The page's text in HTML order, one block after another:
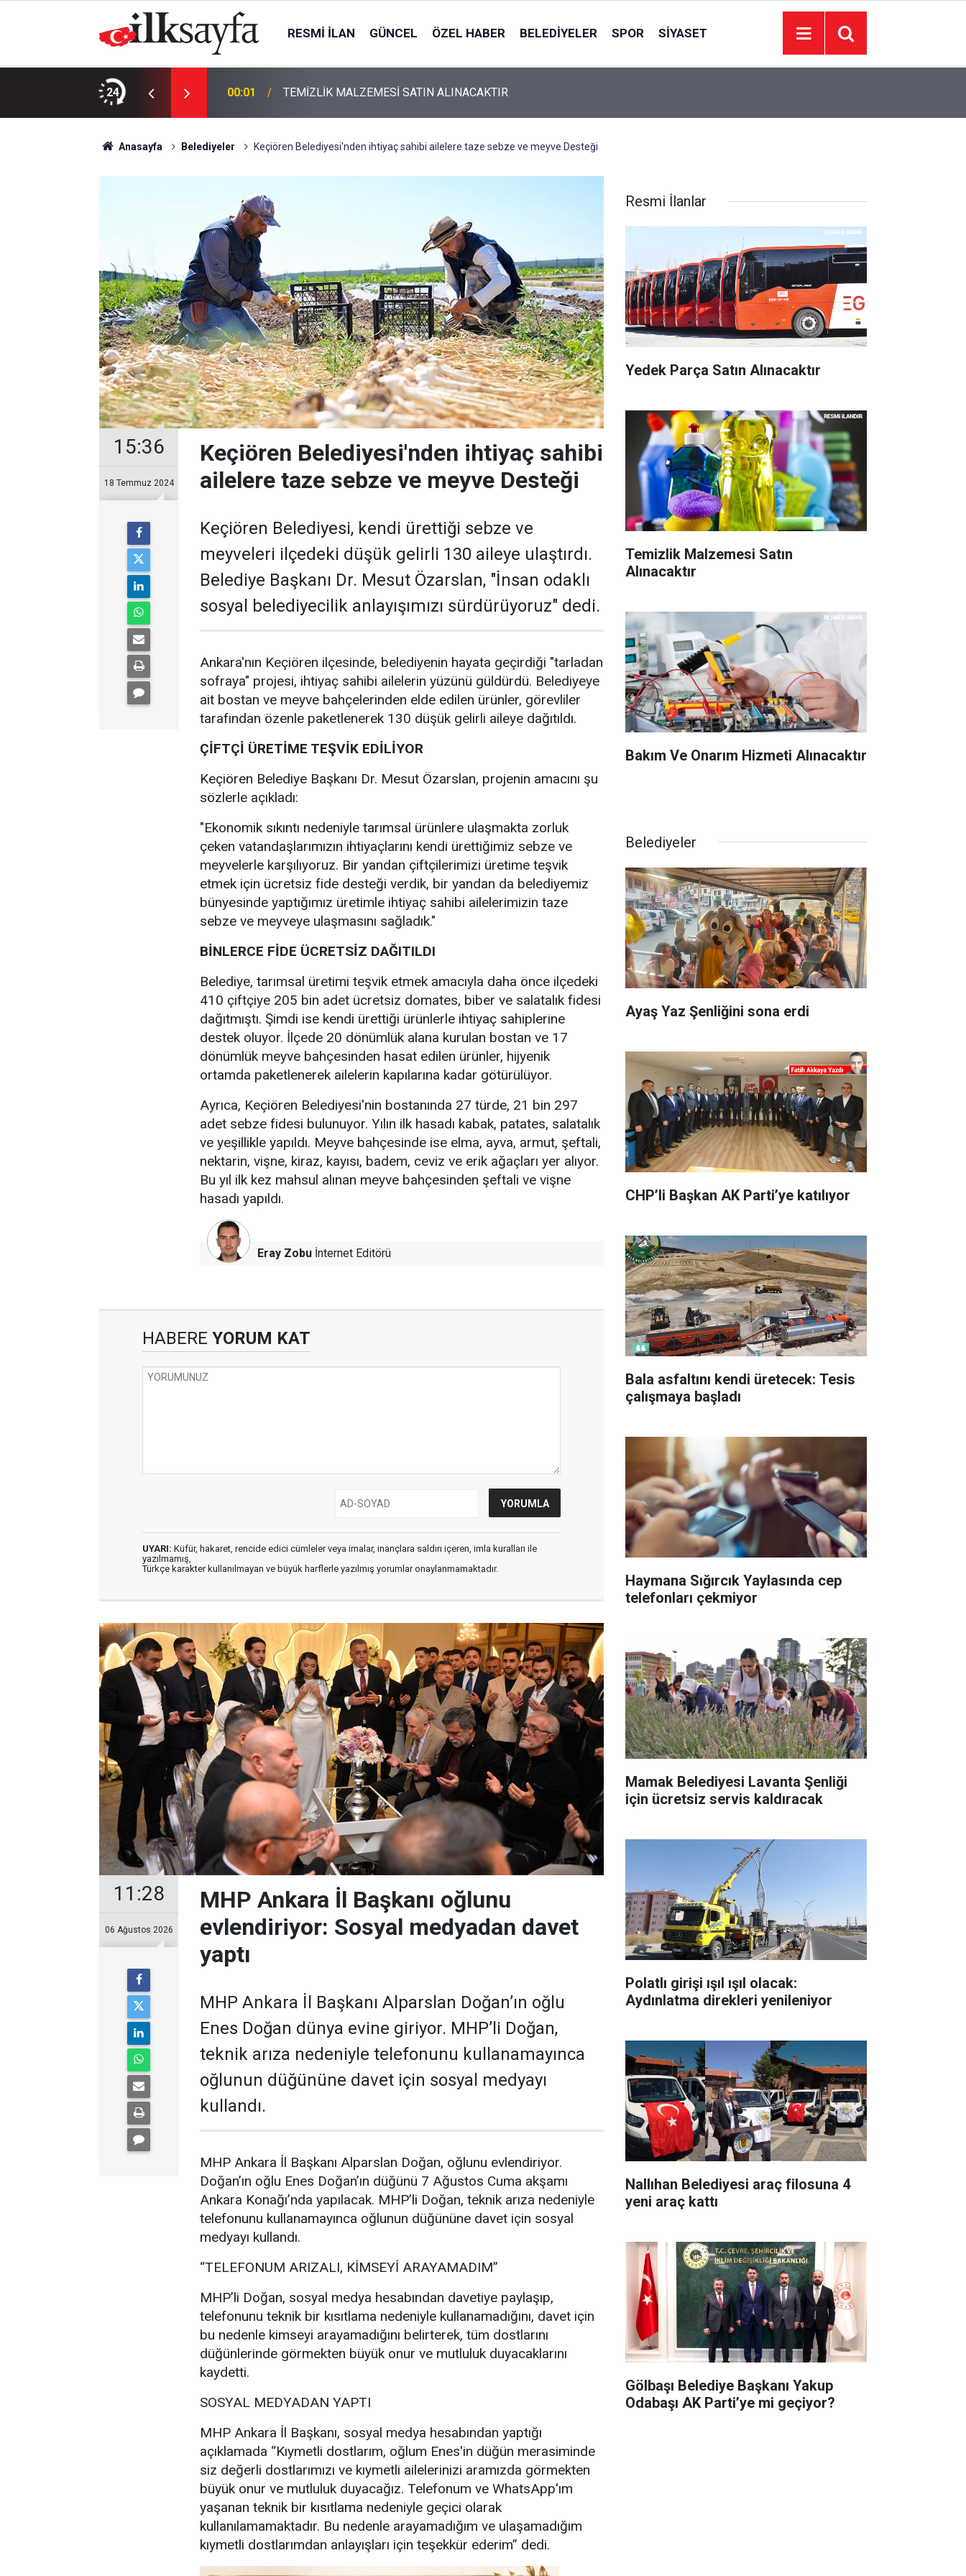
RESMI İLAN GÜNCEL ÖZEL HABER BELEDIYELER SPOR SIYASET
24 00:01 TEMİZLİK MALZEMESİ SATIN ALINACAKTIR
Anasayfa Belediyeler Keçiören Belediyesi'nden ihtiyaç sahibi ailelere taze sebze ve meyve Desteği
15:36
18 Temmuz 2024
Keçiören Belediyesi'nden ihtiyaç sahibi
ailelere taze sebze ve meyve Desteği
Keçiören Belediyesi, kendi ürettiği sebze ve
meyveleri ilçedeki düşük gelirli 130 aileye ulaştırdı.
Belediye Başkanı Dr. Mesut Özarslan, "İnsan odaklı
sosyal belediyecilik anlayışımızı sürdürüyoruz" dedi.
Ankara'nın Keçiören ilçesinde, belediyenin hayata geçirdiği "tarladan
sofraya" projesi, ihtiyaç sahibi ailelerin yüzünü güldürdü. Belediyeye
ait bostan ve meyve bahçelerinden elde edilen ürünler, görevliler
tarafından özenle paketlenerek 130 düşük gelirli aileye dağıtıldı.
ÇİFTÇİ ÜRETİME TEŞVİK EDİLİYOR
Keçiören Belediye Başkanı Dr. Mesut Özarslan, projenin amacını şu
sözlerle açıkladı:
"Ekonomik sıkıntı nedeniyle tarımsal ürünlere ulaşmakta zorluk
çeken vatandaşlarımızın ihtiyaçlarını kendi ürettiğimiz sebze ve
meyvelerle karşılıyoruz. Bir yandan çiftçilerimizi üretime teşvik
etmek için ücretsiz fide desteği verdik, bir yandan da belediyemiz
bünyesinde yaptığımız üretimle ihtiyaç sahibi ailelerimizin taze
sebze ve meyveye ulaşmasını sağladık."
BİNLERCE FİDE ÜCRETSİZ DAĞITILDI
Belediye, tarımsal üretimi teşvik etmek amacıyla daha önce ilçedeki
410 çiftçiye 205 bin adet ücretsiz domates, biber ve salatalık fidesi
dağıtmıştı. Şimdi ise kendi ürettiği ürünlerle ihtiyaç sahiplerine
destek oluyor. İlçede 20 dönümlük alana kurulan bostan ve 17
dönümlük meyve bahçesinden hasat edilen ürünler, hijyenik
ortamda paketlenerek ailelerin kapılarına kadar götürülüyor.
Ayrıca, Keçiören Belediyesi'nin bostanında 27 türde, 21 bin 297
adet sebze fidesi bulunuyor. Yılın ilk hasadı kabak, patates, salatalık
ve yeşillikle yapıldı. Meyve bahçesinde ise elma, ayva, armut, şeftali,
nektarin, vişne, kiraz, kayısı, badem, ceviz ve erik ağaçları yer alıyor.
Bu yıl ilk kez mahsul alınan meyve bahçesinden şeftali ve vişne
hasadı yapıldı.
Eray Zobu İnternet Editörü
HABERE YORUM KAT
UYARI: Küfür, hakaret, rencide edici cümleler veya imalar, inançlara saldırı içeren, imla kuralları ile
yazılmamış,
Türkçe karakter kullanılmayan ve büyük harflerle yazılmış yorumlar onaylanmamaktadır.
11:28
06 Ağustos 2026
MHP Ankara İl Başkanı oğlunu
evlendiriyor: Sosyal medyadan davet
yaptı
MHP Ankara İl Başkanı Alparslan Doğan’ın oğlu
Enes Doğan dünya evine giriyor. MHP’li Doğan,
teknik arıza nedeniyle telefonunu kullanamayınca
oğlunun düğününe davet için sosyal medyayı
kullandı.
MHP Ankara İl Başkanı Alparslan Doğan, oğlunu evlendiriyor.
Doğan’ın oğlu Enes Doğan’ın düğünü 7 Ağustos Cuma akşamı
Ankara Konağı’nda yapılacak. MHP’li Doğan, teknik arıza nedeniyle
telefonunu kullanamayınca oğlunun düğününe davet için sosyal
medyayı kullandı.
“TELEFONUM ARIZALI, KİMSEYİ ARAYAMADIM”
MHP’li Doğan, sosyal medya hesabından davetiye paylaşıp,
telefonunu teknik bir kısıtlama nedeniyle kullanamadığını, davet için
bu nedenle kimseyi arayamadığını belirterek, tüm dostlarını
düğünlerinde görmekten büyük onur ve mutluluk duyacaklarını
kaydetti.
SOSYAL MEDYADAN YAPTI
MHP Ankara İl Başkanı, sosyal medya hesabından yaptığı
açıklamada “Kıymetli dostlarım, oğlum Enes'in düğün merasiminde
siz değerli dostlarımızı ve kıymetli ailelerinizi aramızda görmekten
büyük onur ve mutluluk duyacağız. Telefonum ve WhatsApp'ım
yaşanan teknik bir kısıtlama nedeniyle geçici olarak
kullanılamamaktadır. Bu nedenle arayamadığım ve ulaşamadığım
kıymetli dostlarımdan anlayışları için teşekkür ederim” dedi.
Resmi İlanlar
Yedek Parça Satın Alınacaktır
Temizlik Malzemesi Satın
Alınacaktır
Bakım Ve Onarım Hizmeti Alınacaktır
Belediyeler
Ayaş Yaz Şenliğini sona erdi
CHP’li Başkan AK Parti’ye katılıyor
Bala asfaltını kendi üretecek: Tesis
çalışmaya başladı
Haymana Sığırcık Yaylasında cep
telefonları çekmiyor
Mamak Belediyesi Lavanta Şenliği
için ücretsiz servis kaldıracak
Polatlı girişi ışıl ışıl olacak:
Aydınlatma direkleri yenileniyor
Nallıhan Belediyesi araç filosuna 4
yeni araç kattı
Gölbaşı Belediye Başkanı Yakup
Odabaşı AK Parti’ye mi geçiyor?